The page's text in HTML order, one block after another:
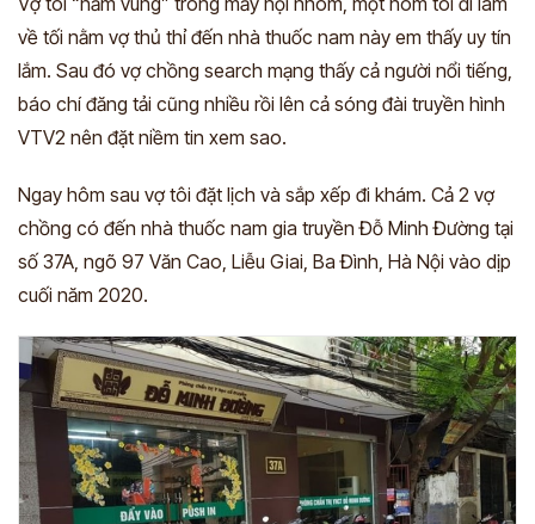
về tối nằm vợ thủ thỉ đến nhà thuốc nam này em thấy uy tín
lắm. Sau đó vợ chồng search mạng thấy cả người nổi tiếng,
báo chí đăng tải cũng nhiều rồi lên cả sóng đài truyền hình
VTV2 nên đặt niềm tin xem sao.
Ngay hôm sau vợ tôi đặt lịch và sắp xếp đi khám. Cả 2 vợ
chồng có đến nhà thuốc nam gia truyền Đỗ Minh Đường tại
số 37A, ngõ 97 Văn Cao, Liễu Giai, Ba Đình, Hà Nội vào dịp
cuối năm 2020.